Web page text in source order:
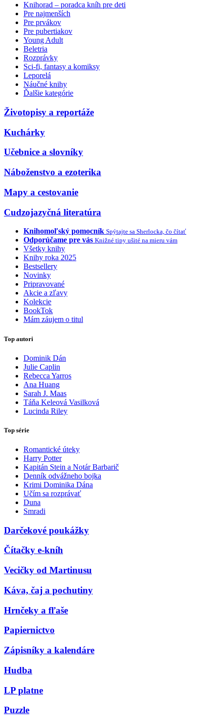
Knihorad – poradca kníh pre deti
Pre najmenších
Pre prvákov
Pre pubertiakov
Young Adult
Beletria
Rozprávky
Sci-fi, fantasy a komiksy
Leporelá
Náučné knihy
Ďalšie kategórie
Životopisy a reportáže
Kuchárky
Učebnice a slovníky
Náboženstvo a ezoterika
Mapy a cestovanie
Cudzojazyčná literatúra
Knihomoľský pomocník Spýtajte sa Sherlocka, čo čítať
Odporúčame pre vás Knižné tipy ušité na mieru vám
Všetky knihy
Knihy roka 2025
Bestsellery
Novinky
Pripravované
Akcie a zľavy
Kolekcie
BookTok
Mám záujem o titul
Top autori
Dominik Dán
Julie Caplin
Rebecca Yarros
Ana Huang
Sarah J. Maas
Táňa Keleová Vasilková
Lucinda Riley
Top série
Romantické úteky
Harry Potter
Kapitán Stein a Notár Barbarič
Denník odvážneho bojka
Krimi Dominika Dána
Učím sa rozprávať
Duna
Smradi
Darčekové poukážky
Čítačky e-kníh
Vecičky od Martinusu
Káva, čaj a pochutiny
Hrnčeky a fľaše
Papiernictvo
Zápisníky a kalendáre
Hudba
LP platne
Puzzle